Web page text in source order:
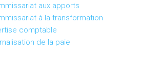
aux apports
à la transformation
comptable
de la paie